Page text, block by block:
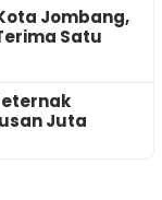
Jombang,
Satu
Juta